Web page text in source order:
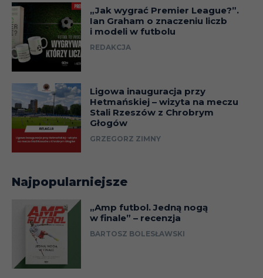
„Jak wygrać Premier League?”.
Ian Graham o znaczeniu liczb
i modeli w futbolu
REDAKCJA
Ligowa inauguracja przy
Hetmańskiej – wizyta na meczu
Stali Rzeszów z Chrobrym
Głogów
GRZEGORZ ZIMNY
Najpopularniejsze
„Amp futbol. Jedną nogą
w finale” – recenzja
BARTOSZ BOLESŁAWSKI